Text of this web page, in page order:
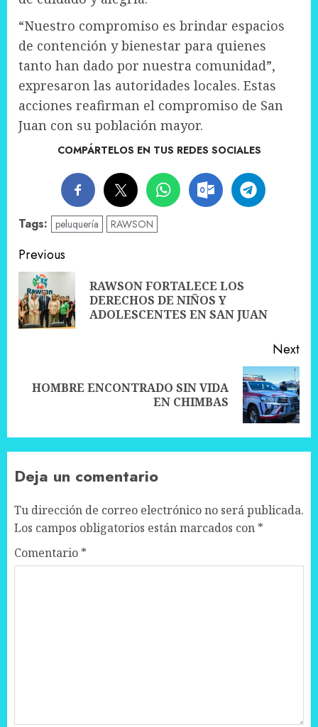
“Nuestro compromiso es brindar espacios
de contención y bienestar para quienes
tanto han dado por nuestra comunidad”,
expresaron las autoridades locales. Estas
acciones reafirman el compromiso de San
Juan con su población mayor.
COMPÁRTELOS EN TUS REDES SOCIALES
Tags: peluquería RAWSON
Post
navigation
Previous
RAWSON FORTALECE LOS
DERECHOS DE NIÑOS Y
ADOLESCENTES EN SAN JUAN
Next
Next
HOMBRE ENCONTRADO SIN VIDA
EN CHIMBAS
Deja un comentario
Tu dirección de correo electrónico no será publicada.
Los campos obligatorios están marcados con *
Comentario *